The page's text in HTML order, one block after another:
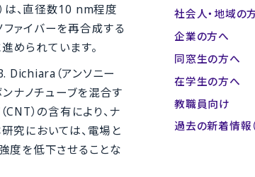
は、直径数10 nm程度
ァイバーを再合成する
められています。
Dichiara（アンソニー
ナノチューブを混合す
）の含有により、ナ
究においては、電場と
度を低下させることな
社会人・地域の
企業の方へ
同窓生の方へ
在学生の方へ
教職員向け
過去の新着情報